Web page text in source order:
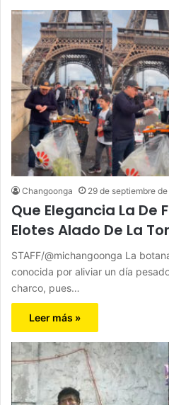
Changoonga 29 de septiembre
Que Elegancia La De
Elotes Alado De La
STAFF/@michangoonga La
conocida por aliviar un día
charco, pues…
Leer más »